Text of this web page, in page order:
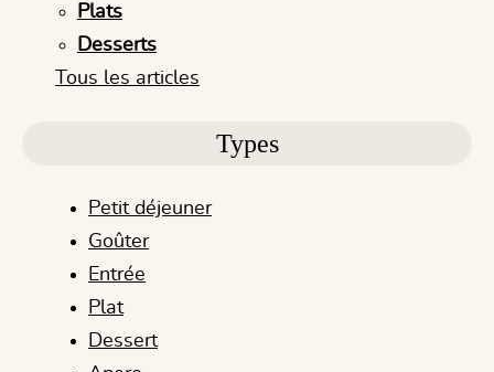
Plats
Desserts
Tous les articles
Types
Petit déjeuner
Goûter
Entrée
Plat
Dessert